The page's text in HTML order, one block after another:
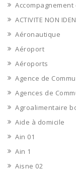
ACTIVITE NON
Aéronautique
Aéroport
Aéroports
Agence de
Agences de
Agroalimentaire
Aide à domicile
Ain 01
Ain 1
Aisne 02